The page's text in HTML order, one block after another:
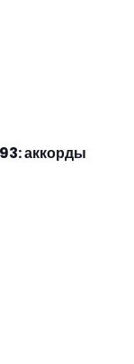
аккорды